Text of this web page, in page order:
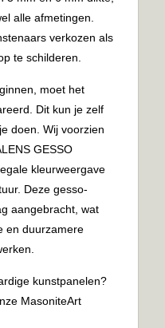
alle afmetingen.
verkozen als
te schilderen.
moet het
Dit kun je zelf
doen. Wij voorzien
GESSO
kleurweergave
Deze gesso-
aangebracht, wat
en duurzamere
kunstpanelen?
MasoniteArt